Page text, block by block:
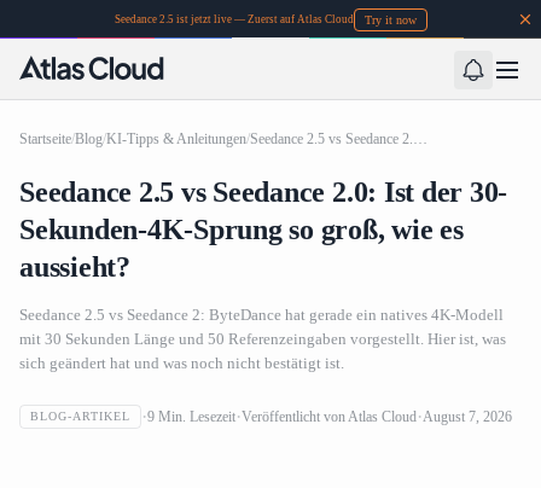
Seedance 2.5 ist jetzt live — Zuerst auf Atlas Cloud Try it now
Startseite/Blog/KI-Tipps & Anleitungen/ Seedance 2.5 vs Seedance 2.0: Ist der 30-Sekunden-4K-Sprung so groß, wie es aussieht?
Seedance 2.5 vs Seedance 2.0: Ist der 30-
Sekunden-4K-Sprung so groß, wie es
aussieht?
Seedance 2.5 vs Seedance 2: ByteDance hat gerade ein natives 4K-Modell
mit 30 Sekunden Länge und 50 Referenzeingaben vorgestellt. Hier ist, was
sich geändert hat und was noch nicht bestätigt ist.
BLOG-ARTIKEL 9 Min. Lesezeit Veröffentlicht vonAtlas Cloud August 7, 2026
Seedance 2.5 vs Seedance 2.0: Ist der 30-Sekunden-4K-